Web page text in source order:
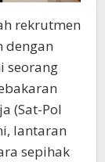
rekrutmen
dengan
seorang
(Sat-Pol
lantaran
sepihak